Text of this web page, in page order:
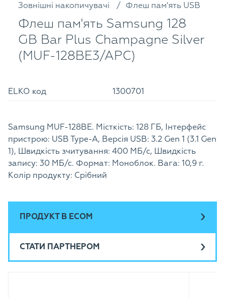
Зовнішні накопичувачі
Флеш пам'ять USB
Флеш пам'ять Samsung 128
GB Bar Plus Champagne Silver
(MUF-128BE3/APC)
ELKO код 1300701
Samsung MUF-128BE. Місткість: 128 ГБ, Інтерфейс
пристрою: USB Type-A, Версія USB: 3.2 Gen 1 (3.1 Gen
1), Швидкість зчитування: 400 МБ/с, Швидкість
запису: 30 МБ/с. Формат: Моноблок. Вага: 10,9 г.
Колір продукту: Cрібний
ПРОДУКТ В ECOM
СТАТИ ПАРТНЕРОМ